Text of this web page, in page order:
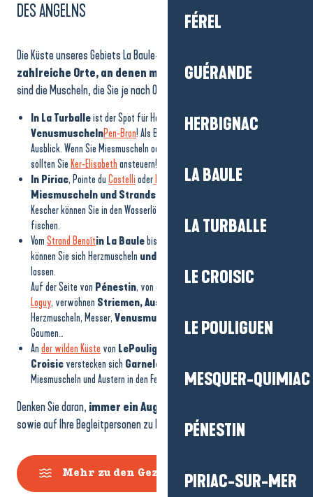
FÉREL
GUÉRANDE
HERBIGNAC
LA BAULE
LA TURBALLE
LE CROISIC
LE POULIGUEN
MESQUER-QUIMIAC
PÉNESTIN
PIRIAC-SUR-MER
DES ANGELNS
Die Küste unseres Gebiets La Baule-Presqu’île de Guérande bietet
zahlreiche Orte, an denen man zu Fuß angelnkann. Hier
sind die Muscheln, die Sie je nach Ort sammeln können:
In La Turballeist der Spot für Herzmuschelnund
VenusmuschelnPen-Bron! Als Bonus genießen Sie einen herrlichen
Ausblick. Wenn Sie Miesmuscheln oder Strandschnecken bevorzugen,
sollten Sie Ker-Elisabeth ansteuern!
In Piriac, Pointe du Castelli oder Port au LoupwerdenAustern,
Miesmuscheln und Strandschnecken
Kescher können Sie in den Wasserlöchern der Felsen nach Garnelen
fischen.
Vom Strand Benoîtin La Baule bis zum
können Sie sich Herzmuscheln und Venusmuscheln
lassen.
Auf der Seite von Pénestin, von der Pointe du Bilebis zumStrand von
Loguy, verwöhnen Striemen, Austern, Miesmuscheln
Herzmuscheln, Messer, Venusmuscheln, Garnelen und Seeigel Ihren
Gaumen…
An der wilden Küste von LePouliguen
Croisic verstecken sich Garnelen, Strandschnecken
Miesmuscheln und Austern in den Felsen.
Denken Sie daran, immer ein Auge auf die steigende Flut
sowie auf Ihre Begleitpersonen zu haben!
Mehr zu den Gezeiten